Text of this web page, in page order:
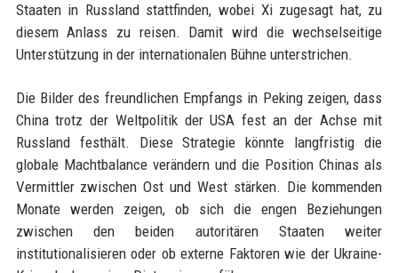
Staaten in Russland stattfinden, wobei Xi zugesagt hat, zu
diesem Anlass zu reisen. Damit wird die wechselseitige
Unterstützung in der internationalen Bühne unterstrichen.
Die Bilder des freundlichen Empfangs in Peking zeigen, dass
China trotz der Weltpolitik der USA fest an der Achse mit
Russland festhält. Diese Strategie könnte langfristig die
globale Machtbalance verändern und die Position Chinas als
Vermittler zwischen Ost und West stärken. Die kommenden
Monate werden zeigen, ob sich die engen Beziehungen
zwischen den beiden autoritären Staaten weiter
institutionalisieren oder ob externe Faktoren wie der Ukraine-